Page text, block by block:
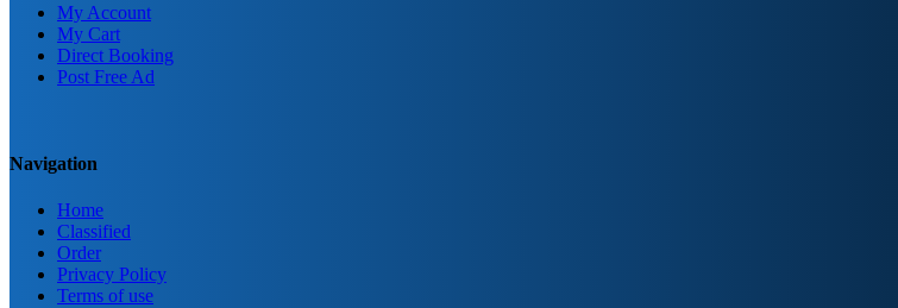
My Account
My Cart
Direct Booking
Post Free Ad
Navigation
Home
Classified
Order
Privacy Policy
Terms of use